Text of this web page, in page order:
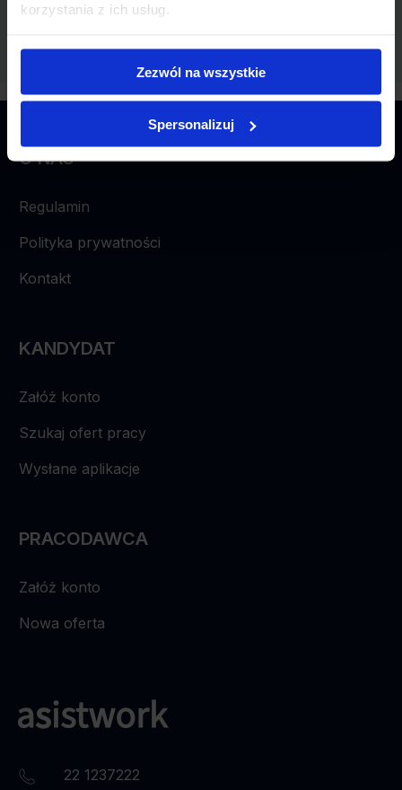
korzystania z ich usług.
Zezwól na wszystkie
Spersonalizuj
22 1237222
O NAS
Regulamin
Polityka prywatności
Kontakt
KANDYDAT
Załóż konto
Szukaj ofert pracy
Wysłane aplikacje
PRACODAWCA
Załóż konto
Nowa oferta